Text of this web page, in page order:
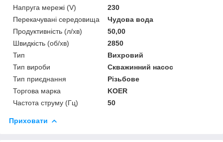
Напруга мережі (V)
230
Перекачувані середовища
Чудова вода
Продуктивність (л/хв)
50,00
Швидкість (об/хв)
2850
Тип
Вихровий
Тип вироби
Скважинний насос
Тип приєднання
Різьбове
Торгова марка
KOER
Частота струму (Гц)
50
Приховати